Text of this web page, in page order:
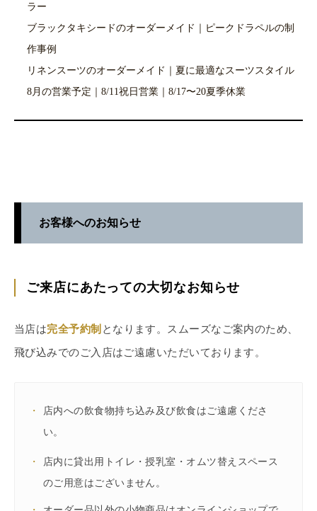
ラー
ブラックタキシードのオーダーメイド｜ピークドラペルの制
作事例
リネンスーツのオーダーメイド｜夏に最適なスーツスタイル
8月の営業予定｜8/11祝日営業｜8/17〜20夏季休業
お客様へのお知らせ
ご来店にあたっての大切なお知らせ
当店は完全予約制 となります。スムーズなご案内のため、
飛び込みでのご入店はご遠慮いただいております。
・
店内への飲食物持ち込み及び飲食はご遠慮くださ
い。
・
店内に貸出用トイレ・授乳室・オムツ替えスペース
のご用意はございません。